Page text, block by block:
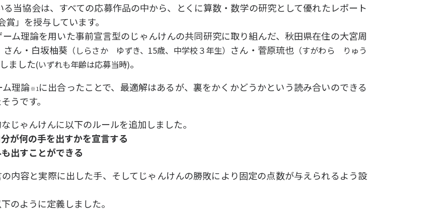
当協会は、すべての応募作品の中から、とくに算数・数学の研究として優れたレポート
」を授与しています。
ム理論を用いた事前宣言型のじゃんけんの共同研究に取り組んだ、秋田県在住の大宮周
さん・白坂柚葵 （しらさか ゆずき、15歳、中学校３年生） さん・菅原琉也 （すがわら りゅう
ました(いずれも年齢は応募当時)。
理論※1 に出合ったことで、最適解はあるが、裏をかくかどうかという読み合いのできる
うです。
じゃんけんに以下のルールを追加しました。
が何の手を出すかを宣言する
出すことができる
内容と実際に出した手、そしてじゃんけんの勝敗により固定の点数が与えられるよう設
のように定義しました。